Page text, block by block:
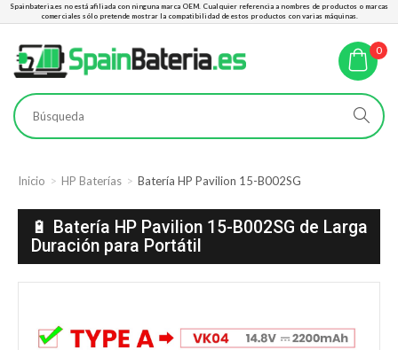
Spainbateria.es no está afiliada con ninguna marca OEM. Cualquier referencia a nombres de productos o marcas
comerciales sólo pretende mostrar la compatibilidad de estos productos con varias máquinas.
0
Inicio HP Baterías Batería HP Pavilion 15-B002SG
🔋 Batería HP Pavilion 15-B002SG de Larga
Duración para Portátil